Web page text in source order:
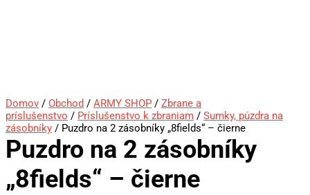
Domov / Obchod / ARMY SHOP / Zbrane a
príslušenstvo / Príslušenstvo k zbraniam / Sumky, púzdra na
zásobníky / Puzdro na 2 zásobníky „8fields“ – čierne
Puzdro na 2 zásobníky
„8fields“ – čierne